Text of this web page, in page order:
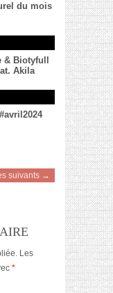
du mois
Biotyfull
Akila
suivants →
Les
*